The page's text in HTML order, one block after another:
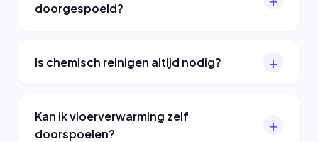
doorgespoeld?
Is chemisch reinigen altijd nodig?
Kan ik vloerverwarming zelf
doorspoelen?